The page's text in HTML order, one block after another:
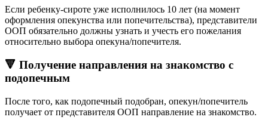
Если ребенку-сироте уже исполнилось 10 лет (на момент
оформления опекунства или попечительства), представители
ООП обязательно должны узнать и учесть его пожелания
относительно выбора опекуна/попечителя.
🔻 Получение направления на знакомство с
подопечным
После того, как подопечный подобран, опекун/попечитель
получает от представителя ООП направление на знакомство.